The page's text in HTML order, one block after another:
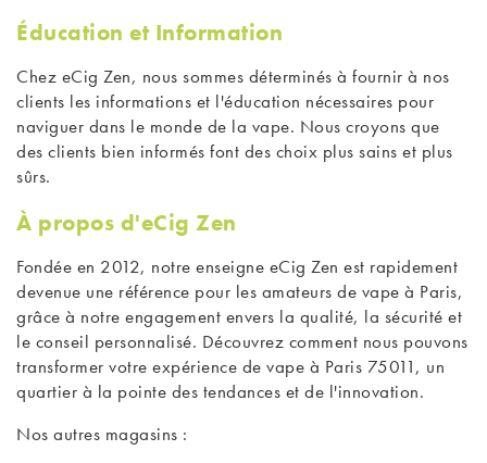
Éducation et Information
Chez eCig Zen, nous sommes déterminés à fournir à nos
clients les informations et l'éducation nécessaires pour
naviguer dans le monde de la vape. Nous croyons que
des clients bien informés font des choix plus sains et plus
sûrs.
À propos d'eCig Zen
Fondée en 2012, notre enseigne eCig Zen est rapidement
devenue une référence pour les amateurs de vape à Paris,
grâce à notre engagement envers la qualité, la sécurité et
le conseil personnalisé. Découvrez comment nous pouvons
transformer votre expérience de vape à Paris 75011, un
quartier à la pointe des tendances et de l'innovation.
Nos autres magasins :